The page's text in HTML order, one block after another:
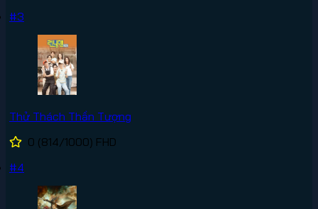
#3
Thử Thách Thần Tượng
0 (814/1000) FHD
#4